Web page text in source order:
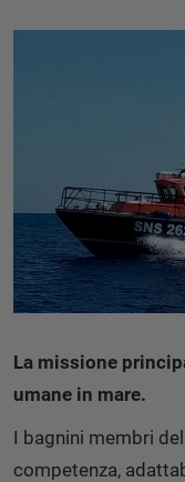
La missione
umane in mare.
I bagnini membri
competenza,